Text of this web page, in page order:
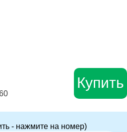
Купить
- нажмите на номер)